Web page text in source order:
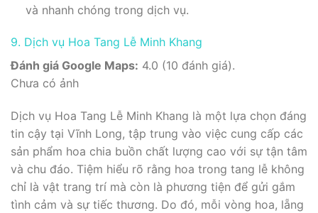
và nhanh chóng trong dịch vụ.
9. Dịch vụ Hoa Tang Lễ Minh Khang
Đánh giá Google Maps: 4.0 (10 đánh giá).
Chưa có ảnh
Dịch vụ Hoa Tang Lễ Minh Khang là một lựa chọn đáng
tin cậy tại Vĩnh Long, tập trung vào việc cung cấp các
sản phẩm hoa chia buồn chất lượng cao với sự tận tâm
và chu đáo. Tiệm hiểu rõ rằng hoa trong tang lễ không
chỉ là vật trang trí mà còn là phương tiện để gửi gắm
tình cảm và sự tiếc thương. Do đó, mỗi vòng hoa, lẵng